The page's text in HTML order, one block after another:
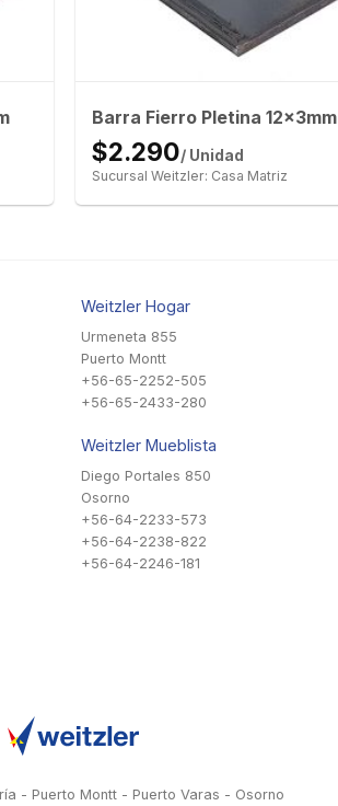
Barra Fierro Pletina 12x3mm
$2.290/ Unidad
Sucursal Weitzler: Casa Matriz
Weitzler Hogar
Urmeneta 855
Puerto Montt
+56-65-2252-505
+56-65-2433-280
Weitzler Mueblista
Diego Portales 850
Osorno
+56-64-2233-573
+56-64-2238-822
+56-64-2246-181
- Puerto Montt - Puerto Varas - Osorno